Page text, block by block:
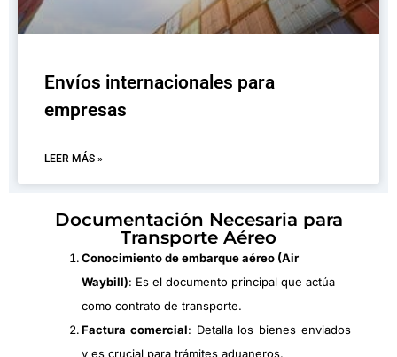
Envíos internacionales para
empresas
LEER MÁS »
Documentación Necesaria para
Transporte Aéreo
Conocimiento de embarque aéreo (Air
Waybill): Es el documento principal que actúa
como contrato de transporte.
Factura comercial: Detalla los bienes enviados
y es crucial para trámites aduaneros.